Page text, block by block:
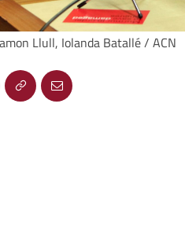
Llull, Iolanda Batallé / ACN